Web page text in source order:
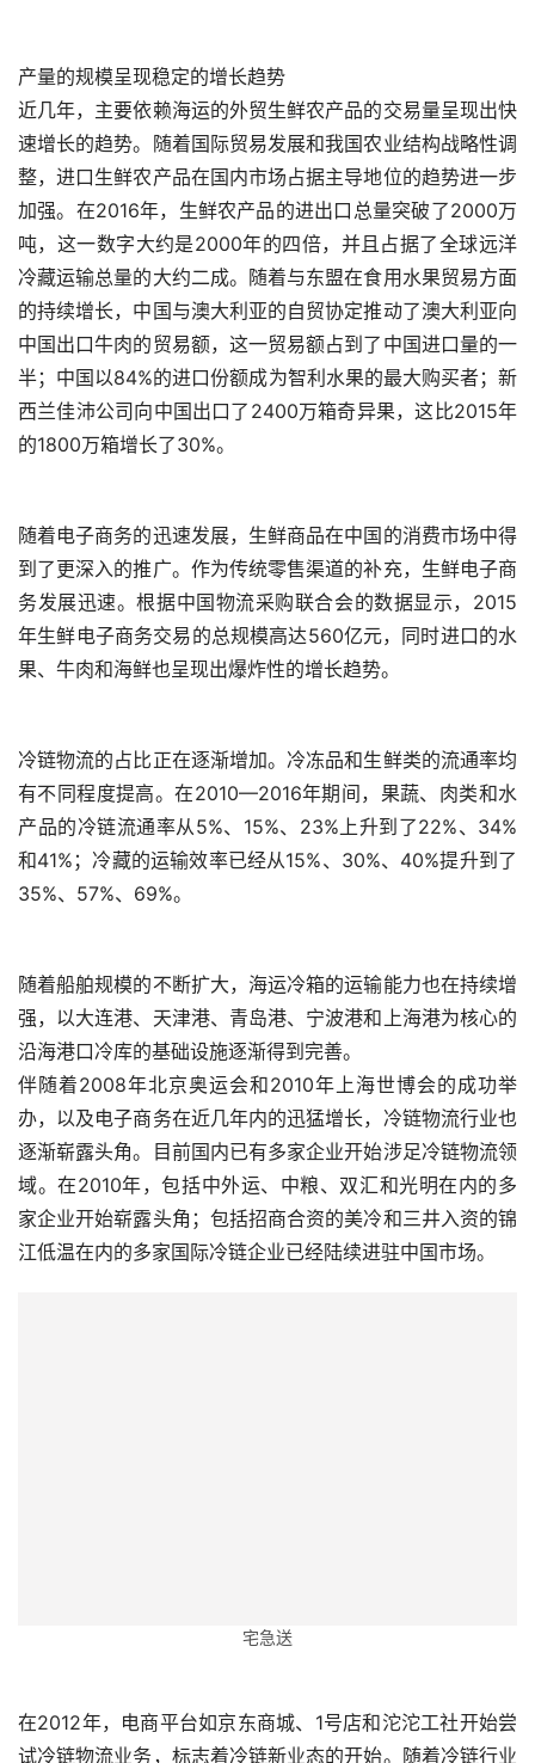
产量的规模呈现稳定的增长趋势
近几年，主要依赖海运的外贸生鲜农产品的交易量呈现出快
速增长的趋势。随着国际贸易发展和我国农业结构战略性调
整，进口生鲜农产品在国内市场占据主导地位的趋势进一步
加强。在2016年，生鲜农产品的进出口总量突破了2000万
吨，这一数字大约是2000年的四倍，并且占据了全球远洋
冷藏运输总量的大约二成。随着与东盟在食用水果贸易方面
的持续增长，中国与澳大利亚的自贸协定推动了澳大利亚向
中国出口牛肉的贸易额，这一贸易额占到了中国进口量的一
半；中国以84%的进口份额成为智利水果的最大购买者；新
西兰佳沛公司向中国出口了2400万箱奇异果，这比2015年
的1800万箱增长了30%。
随着电子商务的迅速发展，生鲜商品在中国的消费市场中得
到了更深入的推广。作为传统零售渠道的补充，生鲜电子商
务发展迅速。根据中国物流采购联合会的数据显示，2015
年生鲜电子商务交易的总规模高达560亿元，同时进口的水
果、牛肉和海鲜也呈现出爆炸性的增长趋势。
冷链物流的占比正在逐渐增加。冷冻品和生鲜类的流通率均
有不同程度提高。在2010—2016年期间，果蔬、肉类和水
产品的冷链流通率从5%、15%、23%上升到了22%、34%
和41%；冷藏的运输效率已经从15%、30%、40%提升到了
35%、57%、69%。
随着船舶规模的不断扩大，海运冷箱的运输能力也在持续增
强，以大连港、天津港、青岛港、宁波港和上海港为核心的
沿海港口冷库的基础设施逐渐得到完善。
伴随着2008年北京奥运会和2010年上海世博会的成功举
办，以及电子商务在近几年内的迅猛增长，冷链物流行业也
逐渐崭露头角。目前国内已有多家企业开始涉足冷链物流领
域。在2010年，包括中外运、中粮、双汇和光明在内的多
家企业开始崭露头角；包括招商合资的美冷和三井入资的锦
江低温在内的多家国际冷链企业已经陆续进驻中国市场。
宅急送
在2012年，电商平台如京东商城、1号店和沱沱工社开始尝
试冷链物流业务，标志着冷链新业态的开始。随着冷链行业